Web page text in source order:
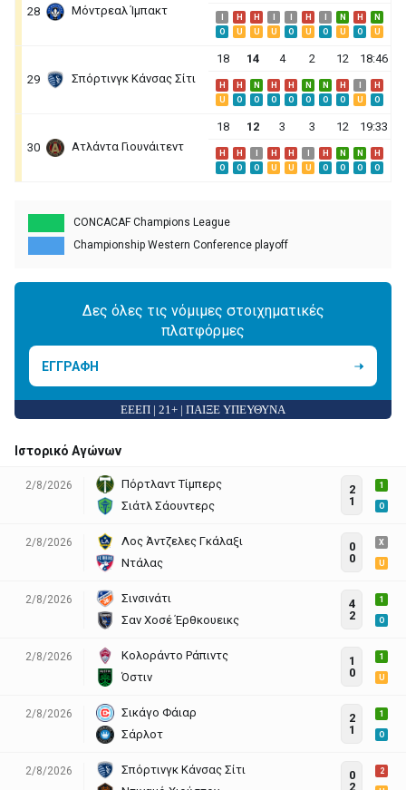
28 Μόντρεαλ Ίμπακτ H H H N H
N
O
U U U O U O U O U
29 Σπόρτινγκ Κάνσας Σίτι
18 14 4 2 12 18:46
H H N H H N N H
H
U
O O O O O O O U O
30 Ατλάντα Γιουνάιτεντ
18 12 3 3 12 19:33
H H H H H N N
H
O
O O U U U O O O O
CONCACAF Champions League
Championship Western Conference playoff
Δες όλες τις νόμιμες στοιχηματικές
πλατφόρμες
ΕΓΓΡΑΦΗ
ΕΕΕΠ | 21+ | ΠΑΙΞΕ ΥΠΕΥΘΥΝΑ
Ιστορικό Αγώνων
2/8/2026
Πόρτλαντ Τίμπερς
Σιάτλ Σάουντερς
2
1
1
O
2/8/2026
Λος Άντζελες Γκάλαξι
Ντάλας
0
0
X
U
2/8/2026
Σινσινάτι
Σαν Χοσέ Έρθκουεικς
4
2
1
O
2/8/2026
Κολοράντο Ράπιντς
Όστιν
1
0
1
U
2/8/2026
Σικάγο Φάιαρ
Σάρλοτ
2
1
1
O
2/8/2026
Σπόρτινγκ Κάνσας Σίτι
0
2
2